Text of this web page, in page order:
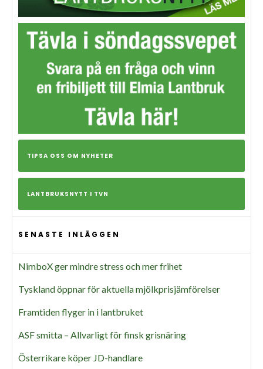
TIPSA OSS OM NYHETER
LANTBRUKSNYTT I TVN
SENASTE INLÄGGEN
NimboX ger mindre stress och mer frihet
Tyskland öppnar för aktuella mjölkprisjämförelser
Framtiden flyger in i lantbruket
ASF smitta – Allvarligt för finsk grisnäring
Österrikare köper JD-handlare